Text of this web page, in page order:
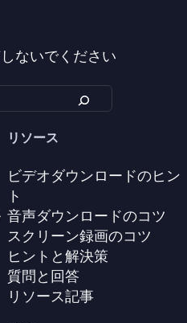
ないでください
リソース
ビデオダウンロードのヒン
ト
音声ダウンロードのコツ
スクリーン録画のコツ
ヒントと解決策
質問と回答
リソース記事